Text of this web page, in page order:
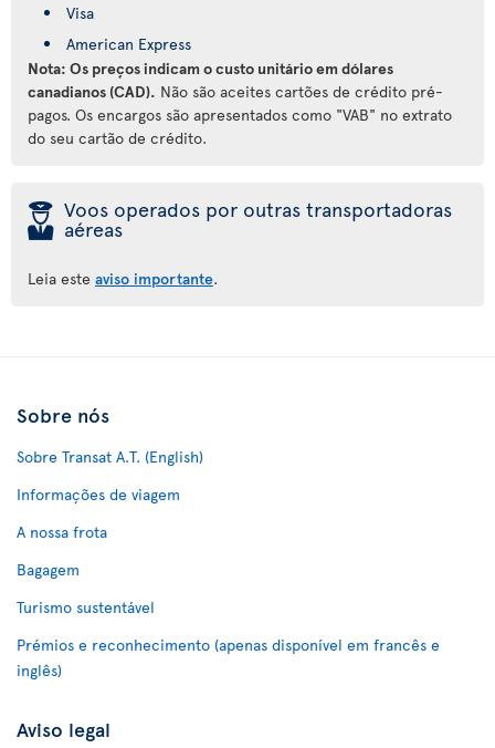
Visa
American Express
Nota: Os preços indicam o custo unitário em dólares
canadianos (CAD). Não são aceites cartões de crédito pré-
pagos. Os encargos são apresentados como "VAB" no extrato
do seu cartão de crédito.
þ Voos operados por outras transportadoras
aéreas
Leia este aviso importante.
Sobre nós
Sobre Transat A.T. (English)
Informações de viagem
A nossa frota
Bagagem
Turismo sustentável
Prémios e reconhecimento (apenas disponível em francês e
inglês)
Aviso legal